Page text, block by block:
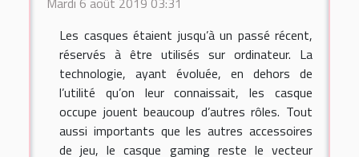
Les casques étaient jusqu’à un passé récent,
réservés à être utilisés sur ordinateur. La
technologie, ayant évoluée, en dehors de
l’utilité qu’on leur connaissait, les casque
occupe jouent beaucoup d’autres rôles. Tout
aussi importants que les autres accessoires
de jeu, le casque gaming reste le vecteur